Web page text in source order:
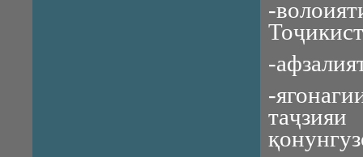
-
-
-